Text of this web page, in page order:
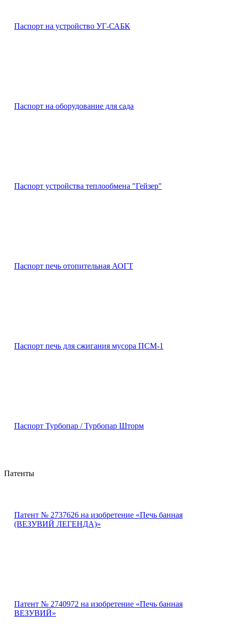
Паспорт на устройство УГ-САБК
Паспорт на оборудование для сада
Паспорт устройства теплообмена "Гейзер"
Паспорт печь отопительная АОГТ
Паспорт печь для сжигания мусора ПСМ-1
Паспорт Турбопар / Турбопар Шторм
Патенты
Патент № 2737626 на изобретение «Печь банная
(ВЕЗУВИЙ ЛЕГЕНДА)»
Патент № 2740972 на изобретение «Печь банная
ВЕЗУВИЙ»